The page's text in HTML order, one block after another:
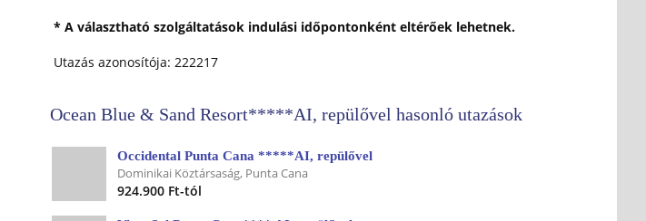
* A választható szolgáltatások indulási időpontonként eltérőek lehetnek.
Utazás azonosítója: 222217
Ocean Blue & Sand Resort*****AI, repülővel hasonló utazások
Occidental Punta Cana *****AI, repülővel
Dominikai Köztársaság, Punta Cana
924.900 Ft-tól